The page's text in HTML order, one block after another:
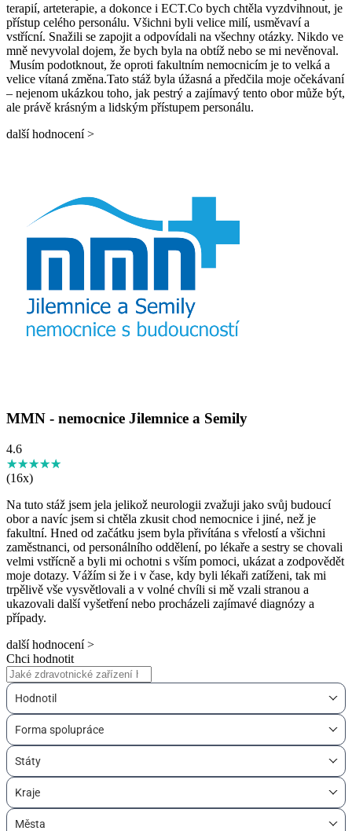
terapií, arteterapie, a dokonce i ECT.Co bych chtěla vyzdvihnout, je
přístup celého personálu. Všichni byli velice milí, usměvaví a
vstřícní. Snažili se zapojit a odpovídali na všechny otázky. Nikdo ve
mně nevyvolal dojem, že bych byla na obtíž nebo se mi nevěnoval.
Musím podotknout, že oproti fakultním nemocnicím je to velká a
velice vítaná změna.Tato stáž byla úžasná a předčila moje očekávaní
– nejenom ukázkou toho, jak pestrý a zajímavý tento obor může být,
ale právě krásným a lidským přístupem personálu.
další hodnocení >
MMN - nemocnice Jilemnice a Semily
4.6
★★★★★
☆☆☆☆☆
(16x)
Na tuto stáž jsem jela jelikož neurologii zvažuji jako svůj budoucí
obor a navíc jsem si chtěla zkusit chod nemocnice i jiné, než je
fakultní. Hned od začátku jsem byla přivítána s vřelostí a všichni
zaměstnanci, od personálního oddělení, po lékaře a sestry se chovali
velmi vstřícně a byli mi ochotni s vším pomoci, ukázat a zodpovědět
moje dotazy. Vážím si že i v čase, kdy byli lékaři zatíženi, tak mi
trpělivě vše vysvětlovali a v volné chvíli si mě vzali stranou a
ukazovali další vyšetření nebo procházeli zajímavé diagnózy a
případy.
další hodnocení >
Chci hodnotit
Hodnotil
Forma spolupráce
Státy
Kraje
Města